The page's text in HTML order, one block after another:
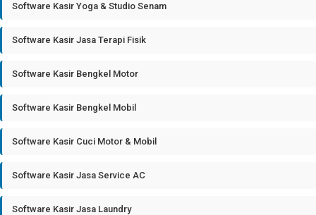
Software Kasir Yoga & Studio Senam
Software Kasir Jasa Terapi Fisik
Software Kasir Bengkel Motor
Software Kasir Bengkel Mobil
Software Kasir Cuci Motor & Mobil
Software Kasir Jasa Service AC
Software Kasir Jasa Laundry